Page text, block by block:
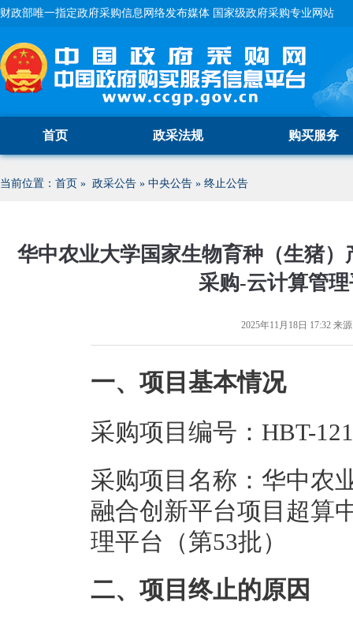
财政部唯一指定政府采购信息网络发布媒体 国家级政府采购专业网站
首页 政采法规 购买服务
当前位置： 首页 » 政采公告 » 中央公告 » 终止公告
华中农业大学国家生物育种（生猪
采购-云计算管
2025年11月18日 17:32 来
一、项目基本情况
采购项目编号：HBT-
采购项目名称：华中农
融合创新平台项目超算
理平台（第53批）
二、项目终止的原因